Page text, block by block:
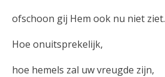
ofschoon gij Hem ook nu niet ziet.
Hoe onuitsprekelijk,
hoe hemels zal uw vreugde zijn,